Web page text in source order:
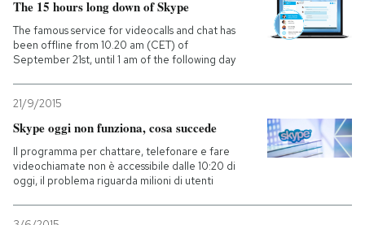
The 15 hours long down of Skype
The famous service for videocalls and chat has
been offline from 10.20 am (CET) of
September 21st, until 1 am of the following day
21/9/2015
Skype oggi non funziona, cosa succede
Il programma per chattare, telefonare e fare
videochiamate non è accessibile dalle 10:20 di
oggi, il problema riguarda milioni di utenti